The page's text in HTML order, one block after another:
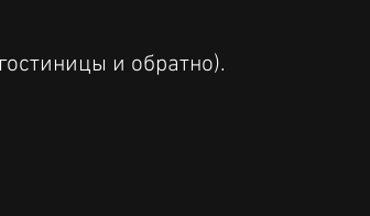
и обратно).